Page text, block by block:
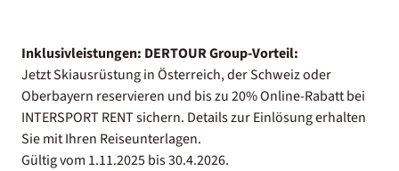
Inklusivleistungen: DERTOUR Group-Vorteil:
Jetzt Skiausrüstung in Österreich, der Schweiz oder
Oberbayern reservieren und bis zu 20% Online-Rabatt bei
INTERSPORT RENT sichern. Details zur Einlösung erhalten
Sie mit Ihren Reiseunterlagen.
Gültig vom 1.11.2025 bis 30.4.2026.